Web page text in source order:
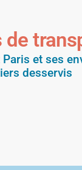
et ses
desservis
de